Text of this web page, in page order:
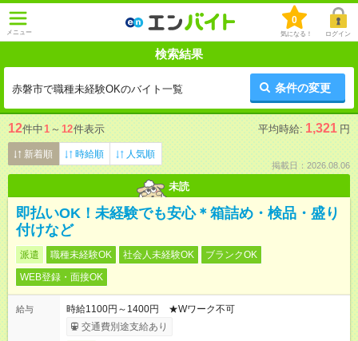
メニュー
0
気になる！ ログイン
検索結果
赤磐市で職種未経験OKのバイト一覧 条件の変更
12件中1 ～ 12件表示 平均時給: 1,321 円
新着順 時給順 人気順
掲載日：2026.08.06
未読
即払いOK！未経験でも安心＊箱詰め・検品・盛り
付けなど
派遣 職種未経験OK 社会人未経験OK
ブランクOK
WEB登録・面接OK
給与
時給1100円～1400円 ★Wワーク不可
交通費別途支給あり